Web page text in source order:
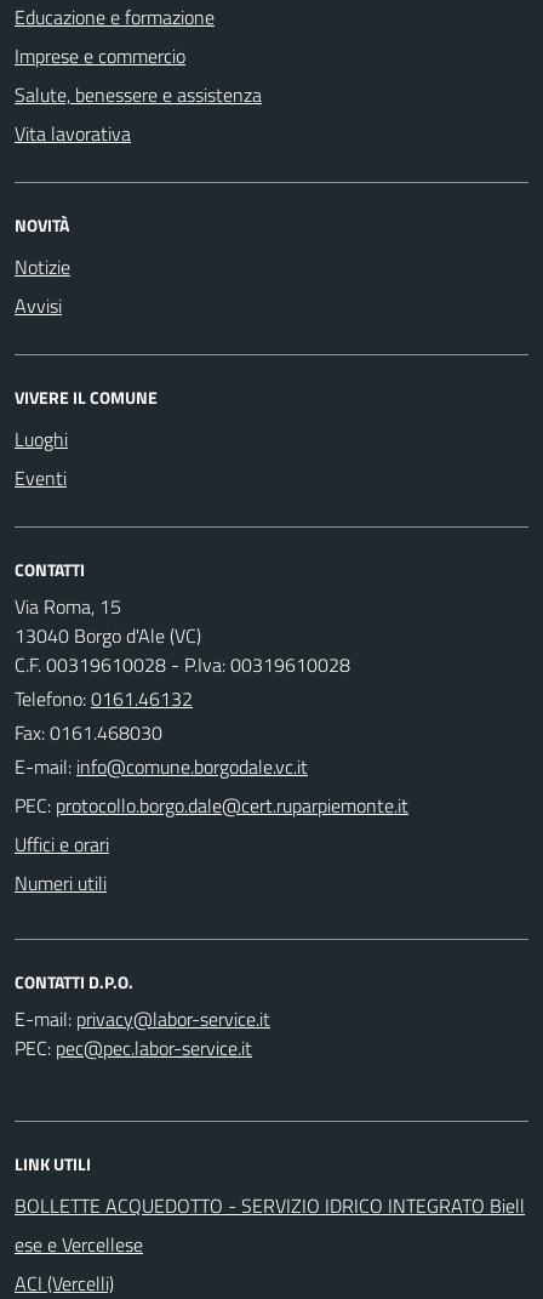
Educazione e formazione
Imprese e commercio
Salute, benessere e assistenza
Vita lavorativa
NOVITÀ
Notizie
Avvisi
VIVERE IL COMUNE
Luoghi
Eventi
CONTATTI
Via Roma, 15
13040 Borgo d'Ale (VC)
C.F. 00319610028 - P.Iva: 00319610028
Telefono:0161.46132
Fax: 0161.468030
E-mail:
PEC:
Uffici e orari
Numeri utili
CONTATTI D.P.O.
E-mail:
PEC:
LINK UTILI
BOLLETTE ACQUEDOTTO - SERVIZIO IDRICO INTEGRATO Biell
ese e Vercellese
ACI (Vercelli)